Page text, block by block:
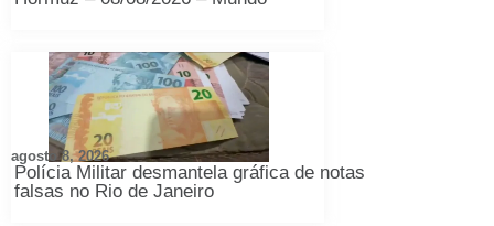
Polícia Militar desmantela gráfica de notas
falsas no Rio de Janeiro
agosto 8, 2026